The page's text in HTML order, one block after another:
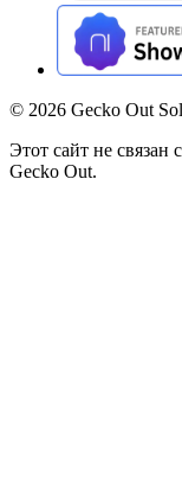
© 2026 Gecko Out
Этот сайт не
Gecko Out.